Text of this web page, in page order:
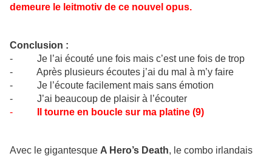
demeure le leitmotiv de ce nouvel opus.
Conclusion :
- Je l’ai écouté une fois mais c’est une fois de trop
- Après plusieurs écoutes j’ai du mal à m’y faire
- Je l’écoute facilement mais sans émotion
- J’ai beaucoup de plaisir à l’écouter
-
Il tourne en boucle sur ma platine (9)
Avec le gigantesque A Hero’s Death, le combo irlandais